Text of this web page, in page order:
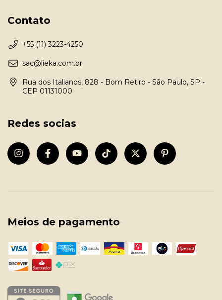
Contato
+55 (11) 3223-4250
sac@lieka.com.br
Rua dos Italianos, 828 - Bom Retiro - São Paulo, SP -
CEP 01131000
Redes socias
Meios de pagamento